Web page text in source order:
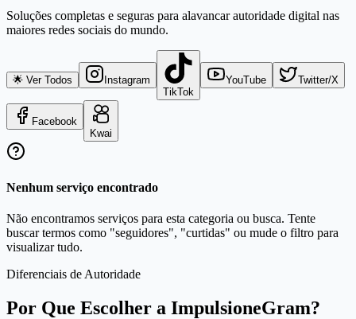
Soluções completas e seguras para alavancar autoridade digital nas
maiores redes sociais do mundo.
🌟 Ver Todos
Instagram
TikTok
YouTube Twitter/X
Facebook
Kwai
Nenhum serviço encontrado
Não encontramos serviços para esta categoria ou busca. Tente
buscar termos como "seguidores", "curtidas" ou mude o filtro para
visualizar tudo.
Diferenciais de Autoridade
Por Que Escolher a ImpulsioneGram?